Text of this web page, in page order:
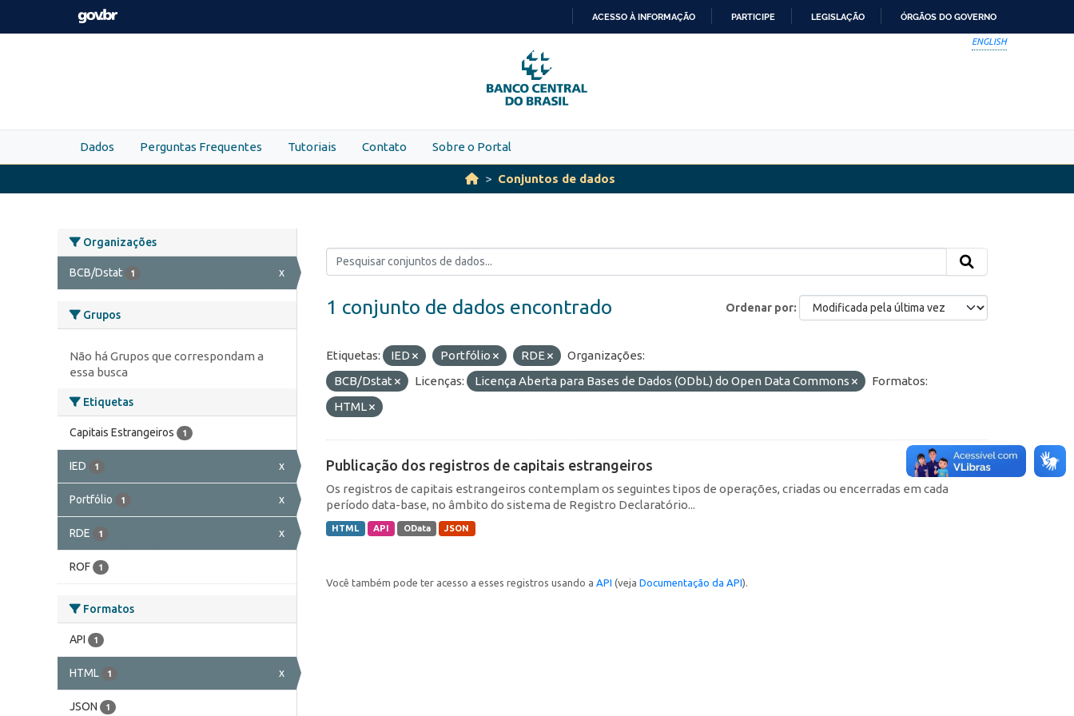
Skip to main content
PARA
O
CONTEÚDO
ACESSO À INFORMAÇÃO PARTICIPE LEGISLAÇÃO ÓRGÃOS DO GOVERNO
ENGLISH
Dados Perguntas Frequentes Tutoriais Contato Sobre o Portal
Conjuntos de dados
Organizações
BCB/Dstat 1 x
Grupos
Não há Grupos que correspondam a
essa busca
Etiquetas
Capitais Estrangeiros 1
IED 1 x
Portfólio 1 x
RDE 1 x
ROF 1
Formatos
API 1
HTML 1 x
JSON 1
Ordenar por
1 conjunto de dados encontrado
Etiquetas: IED Portfólio RDE
Organizações:
BCB/Dstat
Licenças: Licença Aberta para Bases de Dados (ODbL) do Open Data Commons
Formatos:
HTML
Publicação dos registros de capitais estrangeiros
Os registros de capitais estrangeiros contemplam os seguintes tipos de operações, criadas ou encerradas em cada
período data-base, no âmbito do sistema de Registro Declaratório...
HTML API OData JSON
Você também pode ter acesso a esses registros usando a API (veja Documentação da API).